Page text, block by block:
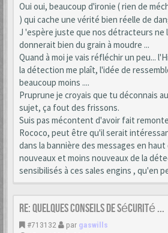
Oui oui, beaucoup d'ironie ( rien de
) qui cache une vérité bien réelle de
J 'espère juste que nos détracteurs ne
donnerait bien du grain à moudre ...
Quand à moi je vais réfléchir un peu...
la détection me plaît, l'idée de
beaucoup moins ....
Pruprune je croyais que tu déconnais
sujet, ça fout des frissons.
Suis pas mécontent d'avoir fait
Rococo, peut être qu'il serait
dans la bannière des messages en
nouveaux et moins nouveaux de la
sensibilisés à ces sales engins , qu'en
Re: Quelques conseils de sécurité ...
#713132 par gaswills